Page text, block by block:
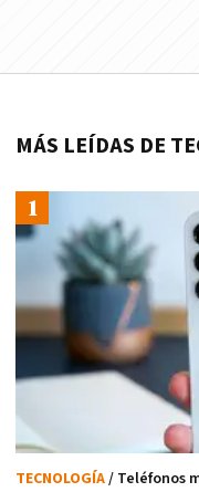
MÁS LEÍDAS DE
TECNOLOGÍA/ Teléfonos